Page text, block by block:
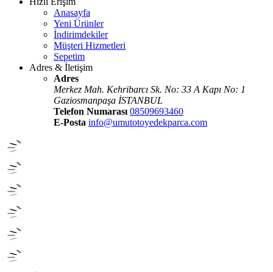
Anasayfa
Yeni Ürünler
İndirimdekiler
Müşteri Hizmetleri
Sepetim
Adres & İletişim
Adres
Merkez Mah. Kehribarcı Sk. No: 33 A Kapı No: 1
Gaziosmanpaşa İSTANBUL
Telefon Numarası 08509693460
E-Posta info@umutotoyedekparca.com